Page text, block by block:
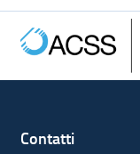
Contatti